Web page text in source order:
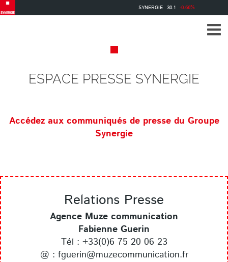
Aller
au
SYNERGIE 30.1 -0.66%
ESPACE PRESSE SYNERGIE
Accédez aux communiqués de presse du Groupe
Synergie
Relations Presse
Agence Muze communication
Fabienne Guerin
Tél : +33(0)6 75 20 06 23
@ : fguerin@muzecommunication.fr